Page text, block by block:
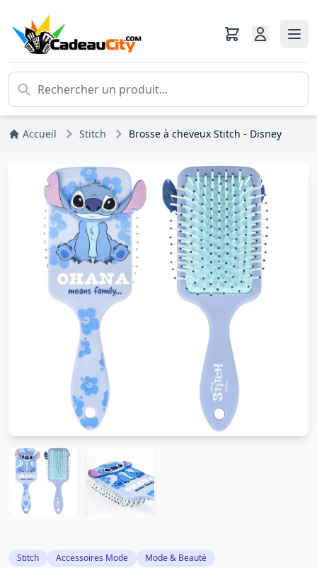
Accueil Stitch Brosse à cheveux Stitch - Disney
Stitch Accessoires Mode Mode & Beauté